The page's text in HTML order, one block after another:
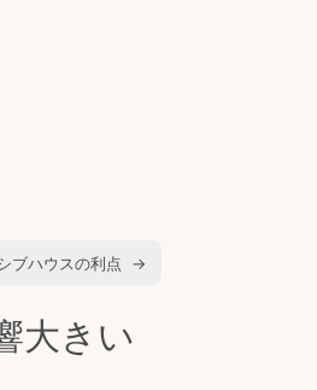
ブハウスの利点 →
大きい